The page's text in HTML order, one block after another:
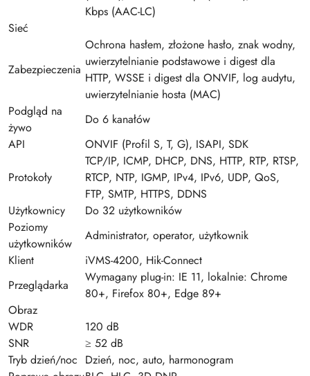
Kbps (AAC-LC)
Sieć
Zabezpieczenia
Ochrona hasłem, złożone hasło, znak wodny,
uwierzytelnianie podstawowe i digest dla
HTTP, WSSE i digest dla ONVIF, log audytu,
uwierzytelnianie hosta (MAC)
Podgląd na
żywo
Do 6 kanałów
API
ONVIF (Profil S, T, G), ISAPI, SDK
Protokoły
TCP/IP, ICMP, DHCP, DNS, HTTP, RTP, RTSP,
RTCP, NTP, IGMP, IPv4, IPv6, UDP, QoS,
FTP, SMTP, HTTPS, DDNS
Użytkownicy
Do 32 użytkowników
Poziomy
użytkowników
Administrator, operator, użytkownik
Klient
iVMS-4200, Hik-Connect
Przeglądarka
Wymagany plug-in: IE 11, lokalnie: Chrome
80+, Firefox 80+, Edge 89+
Obraz
WDR
120 dB
SNR
≥ 52 dB
Tryb dzień/noc Dzień, noc, auto, harmonogram